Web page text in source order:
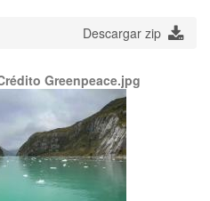
Descargar zip
Greenpeace.jpg